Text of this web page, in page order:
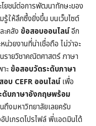
โยชน์ต่อการพัฒนาทักษะของ
ให้ลึกซึ้งยิ่งขึ้น บนเว็บไซต์
คลัง ข้อสอบออนไลน์อีก
น่วยงานที่น่าเชื่อถือ ไม่ว่าจะ
รายวิชาคณิตศาสตร์ภาษา
ะข้อสอบวัดระดับภาษา
อบ CEFR ออนไลน์เพื่อ
ดับภาษาอังกฤษพร้อม
งมหาวิทยาลัยเลยครับ
ปเกรดโปรไฟล์ พี่แอดมินได้